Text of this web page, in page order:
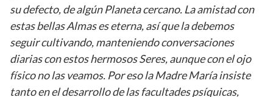
su defecto, de algún Planeta cercano. La amistad con
estas bellas Almas es eterna, así que la debemos
seguir cultivando, manteniendo conversaciones
diarias con estos hermosos Seres, aunque con el ojo
físico no las veamos. Por eso la Madre María insiste
tanto en el desarrollo de las facultades psíquicas,